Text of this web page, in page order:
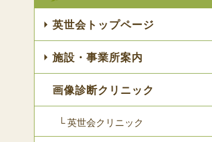
英世会トップページ
施設・事業所案内
画像診断クリニック
└ 英世会クリニック